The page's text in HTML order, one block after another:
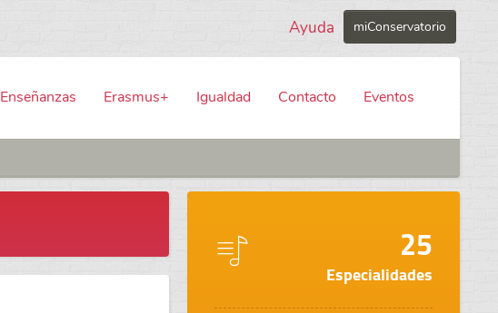
miConservatorio
Ayuda
Enseñanzas Erasmus+ Igualdad Contacto Eventos
25
Especialidades